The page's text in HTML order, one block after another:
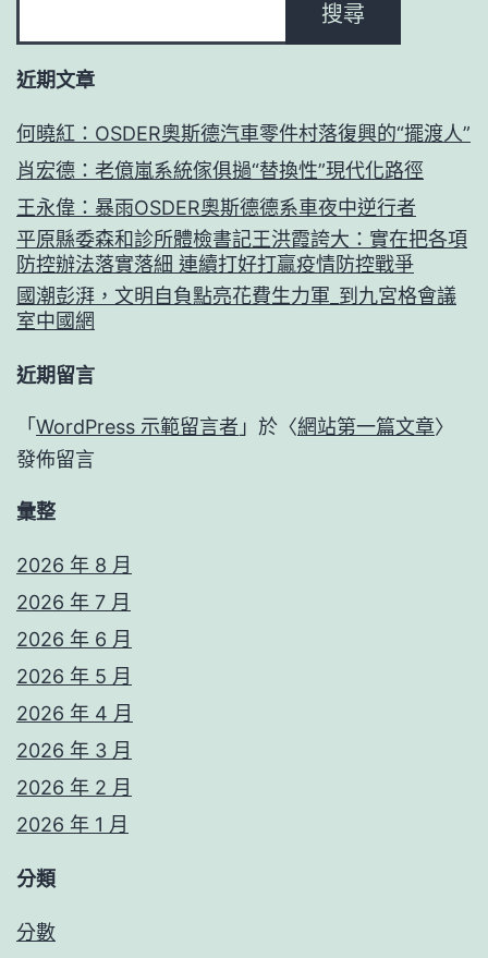
搜尋
近期文章
何曉紅：OSDER奧斯德汽車零件村落復興的“擺渡人”
肖宏德：老億嵐系統傢俱撾“替換性”現代化路徑
王永偉：暴雨OSDER奧斯德德系車夜中逆行者
平原縣委森和診所體檢書記王洪霞誇大：實在把各項
防控辦法落實落細 連續打好打贏疫情防控戰爭
國潮彭湃，文明自負點亮花費生力軍_到九宮格會議
室中國網
近期留言
「 WordPress 示範留言者 」於〈網站第一篇文章〉
發佈留言
彙整
2026 年 8 月
2026 年 7 月
2026 年 6 月
2026 年 5 月
2026 年 4 月
2026 年 3 月
2026 年 2 月
2026 年 1 月
分類
分數